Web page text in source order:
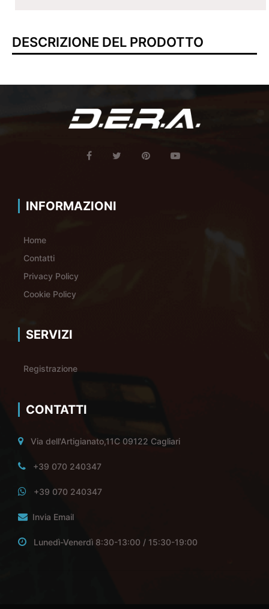
DESCRIZIONE DEL PRODOTTO
INFORMAZIONI
Home
Contatti
Privacy Policy
Cookie Policy
SERVIZI
Registrazione
CONTATTI
Via dell'Artigianato,11C 09122 Cagliari
+39 070 240347
+39 070 240347
Invia Email
Lunedì-Venerdì 8:30-13:00 / 15:30-19:00